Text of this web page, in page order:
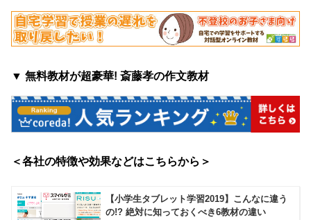
▼ 無料教材が超豪華! 斎藤孝の作文教材
＜各社の特徴や効果などはこちらから＞
【小学生タブレット学習2019】こんなに違う
の!? 絶対に知っておくべき6教材の違い